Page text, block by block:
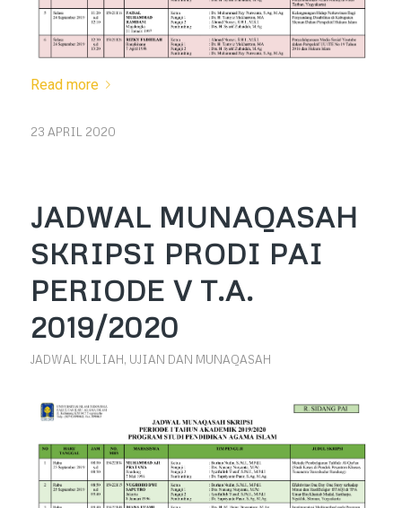
Read more
23 APRIL 2020
JADWAL MUNAQASAH
SKRIPSI PRODI PAI
PERIODE V T.A.
2019/2020
JADWAL KULIAH, UJIAN DAN MUNAQASAH